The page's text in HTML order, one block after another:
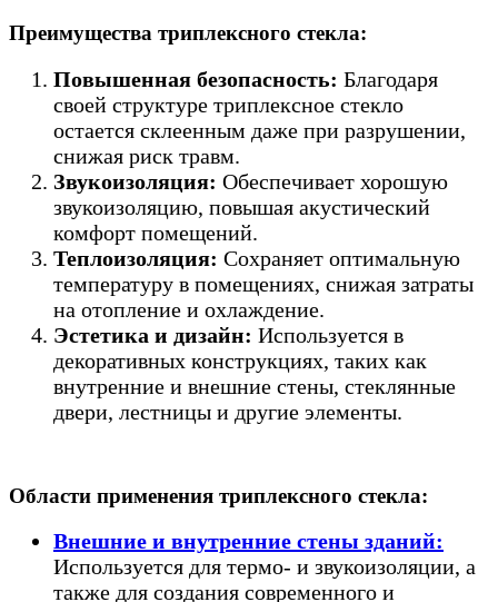
Преимущества триплексного стекла:
Повышенная безопасность: Благодаря
своей структуре триплексное стекло
остается склеенным даже при разрушении,
снижая риск травм.
Звукоизоляция: Обеспечивает хорошую
звукоизоляцию, повышая акустический
комфорт помещений.
Теплоизоляция: Сохраняет оптимальную
температуру в помещениях, снижая затраты
на отопление и охлаждение.
Эстетика и дизайн: Используется в
декоративных конструкциях, таких как
внутренние и внешние стены, стеклянные
двери, лестницы и другие элементы.
Области применения триплексного стекла:
Внешние и внутренние стены зданий:
Используется для термо- и звукоизоляции, а
также для создания современного и